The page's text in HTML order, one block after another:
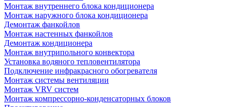
Монтаж внутреннего блока кондиционера
Монтаж наружного блока кондиционера
Демонтаж фанкойлов
Монтаж настенных фанкойлов
Демонтаж кондиционера
Монтаж внутрипольного конвектора
Установка водяного тепловентилятора
Подключение инфракрасного обогревателя
Монтаж системы вентиляции
Монтаж VRV систем
Монтаж компрессорно-конденсаторных блоков